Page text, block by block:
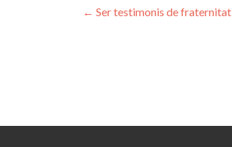
Navegación
← Ser testimonis de fraternitat